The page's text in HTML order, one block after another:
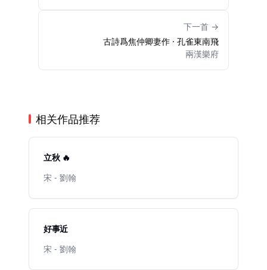
下一首 →
古詩爲焦仲卿妻作 · 孔雀東南飛
兩漢樂府
相关作品推荐
立秋 🔥
宋 - 劉翰
好事近
宋 - 劉翰